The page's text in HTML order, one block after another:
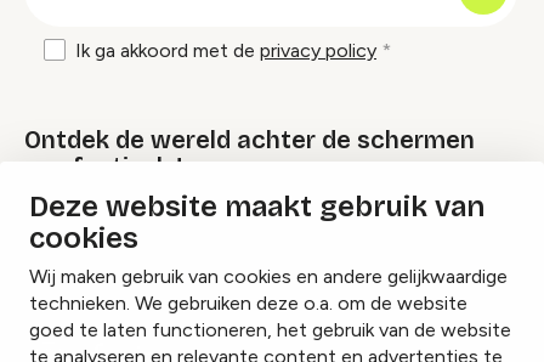
Deze website maakt gebruik van
cookies
Wij maken gebruik van cookies en andere gelijkwaardige
technieken. We gebruiken deze o.a. om de website
goed te laten functioneren, het gebruik van de website
te analyseren en relevante content en advertenties te
Ik ga akkoord met de privacy policy
Ontdek de wereld achter de schermen
van festivals!
Lees onze Festival Specials